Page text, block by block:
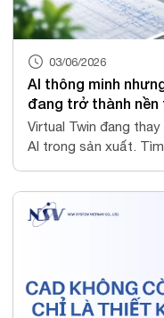
03/06/2026
AI thông minh
đang trở thành nền
Virtual Twin đang
AI trong sản xuất. Tìm